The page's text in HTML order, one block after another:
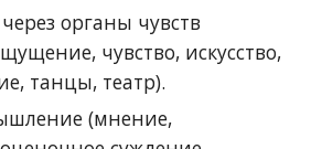
органы чувств
чувство, искусство,
танцы, театр).
(мнение,